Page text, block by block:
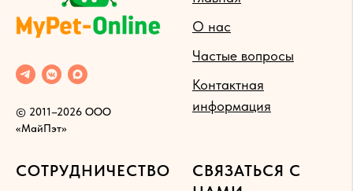
© 2011–2026 ООО
«МайПэт»
О нас
Частые вопросы
Контактная
информация
СОТРУДНИЧЕСТВО
СВЯЗАТЬСЯ С